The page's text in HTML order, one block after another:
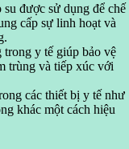
su được sử dụng để chế
cấp sự linh hoạt và
trong y tế giúp bảo vệ
trùng và tiếp xúc với
các thiết bị y tế như
khác một cách hiệu